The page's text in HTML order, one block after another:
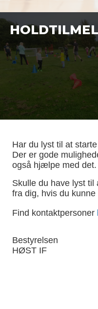
Har du lyst til at
Der er gode
også hjælpe med det.
Skulle du have lyst
fra dig, hvis du
Find kontaktpersoner
Bestyrelsen
HØST IF